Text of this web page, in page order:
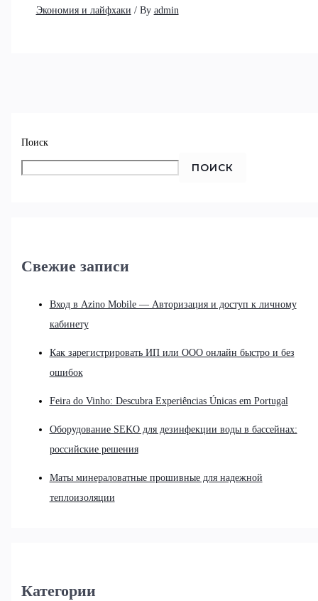
Поиск
ПОИСК
Свежие записи
Вход в Azino Mobile — Авторизация и доступ к личному
кабинету
Как зарегистрировать ИП или ООО онлайн быстро и без
ошибок
Feira do Vinho: Descubra Experiências Únicas em Portugal
Оборудование SEKO для дезинфекции воды в бассейнах:
российские решения
Маты минераловатные прошивные для надежной
теплоизоляции
Категории
Экономия и лайфхаки / By admin